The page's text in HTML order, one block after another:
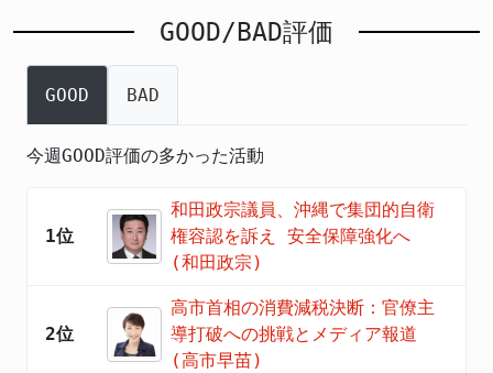
GOOD/BAD評価
GOOD BAD
今週GOOD評価の多かった活動
1位
和田政宗議員、沖縄で集団的自衛
権容認を訴え 安全保障強化へ
(和田政宗)
2位
高市首相の消費減税決断：官僚主
導打破への挑戦とメディア報道
(高市早苗)